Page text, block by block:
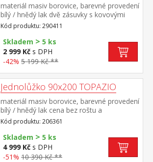
materiál masiv borovice, barevné provedení
bílý / hnědý lak dvě zásuvky s kovovými
úchytkami a pojezdy, jedna police
Kód produktu: 290411
Skladem > 5 ks
2 999 Kč s DPH
-42% 5 199 Kč **
Jednolůžko 90x200 TOPAZIO
materiál masiv borovice, barevné provedení
bílý / hnědý lak cena bez roštu a
matrace doporučený rozměr matrace 90 ×
200 cm a rošt R1 vhodný doplněk úložný
prostor 8009B
Kód produktu: 206361
Skladem > 5 ks
4 999 Kč s DPH
-51% 10 390 Kč **